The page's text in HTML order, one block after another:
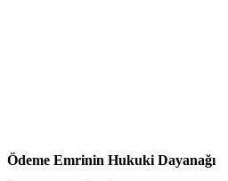
Ödeme Emrinin Hukuki Dayanağı